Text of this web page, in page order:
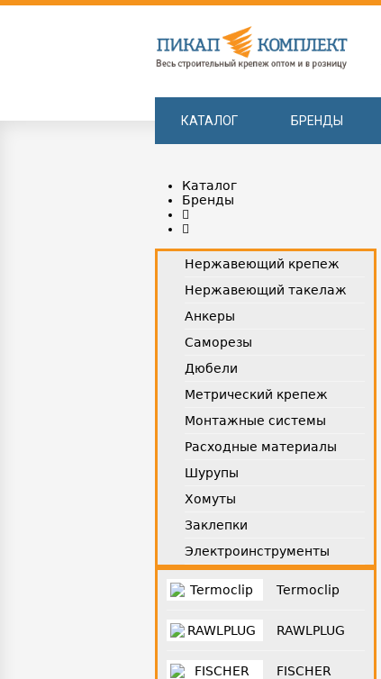
КАТАЛОГ БРЕНДЫ
Каталог
Бренды
Нержавеющий крепеж
Нержавеющий такелаж
Анкеры
Саморезы
Дюбели
Метрический крепеж
Монтажные системы
Расходные материалы
Шурупы
Хомуты
Заклепки
Электроинструменты
Termoclip
RAWLPLUG
FISCHER